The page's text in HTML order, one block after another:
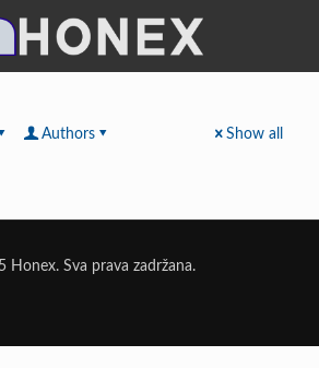
Authors Show all
Honex. Sva prava zadržana.